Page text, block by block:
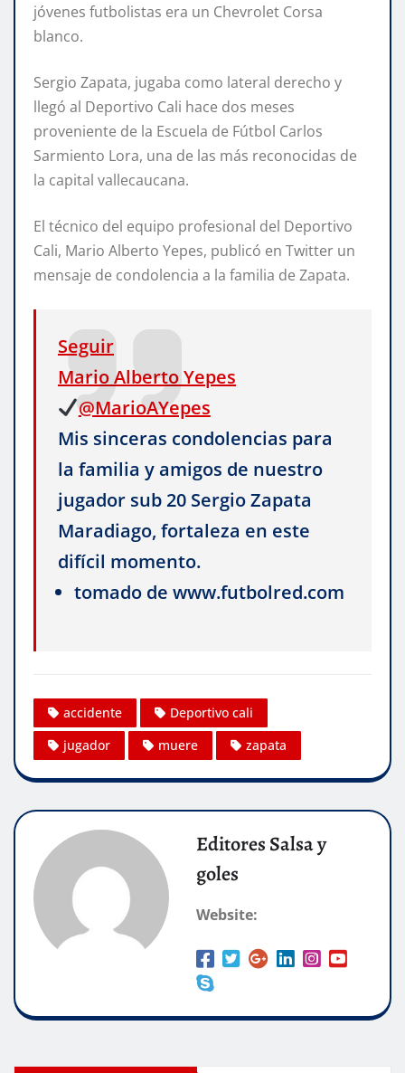
jóvenes futbolistas era un Chevrolet Corsa
blanco.
Sergio Zapata, jugaba como lateral derecho y
llegó al Deportivo Cali hace dos meses
proveniente de la Escuela de Fútbol Carlos
Sarmiento Lora, una de las más reconocidas de
la capital vallecaucana.
El técnico del equipo profesional del Deportivo
Cali, Mario Alberto Yepes, publicó en Twitter un
mensaje de condolencia a la familia de Zapata.
Seguir
Mario Alberto Yepes
@MarioAYepes
Mis sinceras condolencias para
la familia y amigos de nuestro
jugador sub 20 Sergio Zapata
Maradiago, fortaleza en este
difícil momento.
tomado de www.futbolred.com
accidente
Deportivo cali
jugador
muere zapata
Editores Salsa y
goles
Website: